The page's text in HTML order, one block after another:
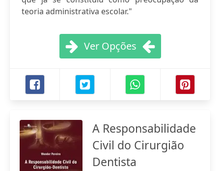
teoria administrativa escolar."
Ver Opções
A Responsabilidade
Civil do Cirurgião
Dentista